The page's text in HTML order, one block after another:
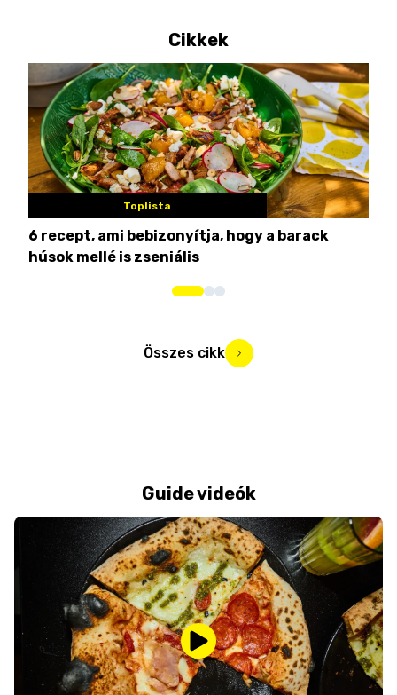
Cikkek
Toplista
6 recept, ami bebizonyítja, hogy a barack
húsok mellé is zseniális
Összes cikk
Guide videók